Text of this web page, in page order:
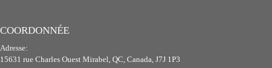
COORDONNÉE
Adresse:
15631 rue Charles Ouest Mirabel, QC, Canada, J7J 1P3